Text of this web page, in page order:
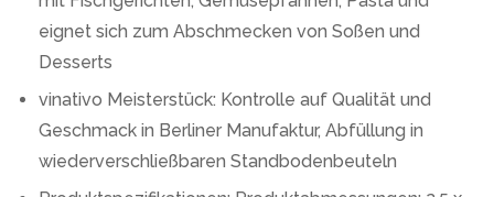
eignet sich zum Abschmecken von Soßen und
Desserts
vinativo Meisterstück: Kontrolle auf Qualität und
Geschmack in Berliner Manufaktur, Abfüllung in
wiederverschließbaren Standbodenbeuteln